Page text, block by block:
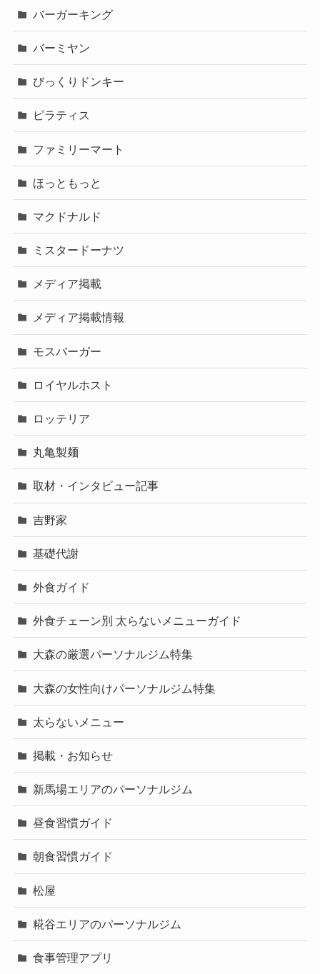
バーガーキング
バーミヤン
びっくりドンキー
ピラティス
ファミリーマート
ほっともっと
マクドナルド
ミスタードーナツ
メディア掲載
メディア掲載情報
モスバーガー
ロイヤルホスト
ロッテリア
丸亀製麺
取材・インタビュー記事
吉野家
基礎代謝
外食ガイド
外食チェーン別 太らないメニューガイド
大森の厳選パーソナルジム特集
大森の女性向けパーソナルジム特集
太らないメニュー
掲載・お知らせ
新馬場エリアのパーソナルジム
昼食習慣ガイド
朝食習慣ガイド
松屋
糀谷エリアのパーソナルジム
食事管理アプリ